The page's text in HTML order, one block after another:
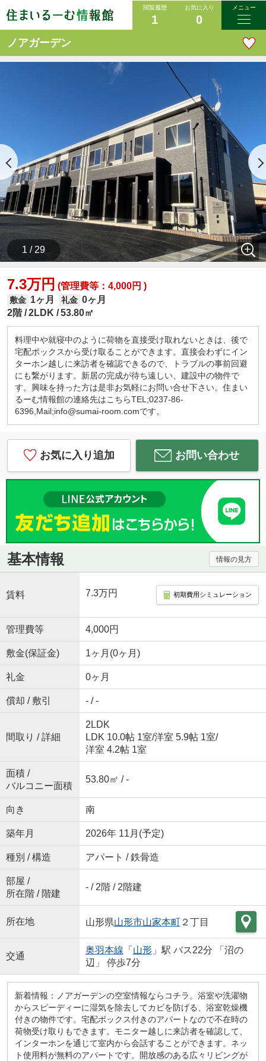
閲覧履歴
1
お気に入り
0
メニュー
ノアガーデン
1 / 29
7.3万円 (管理費等：4,000円 )
敷金 1ヶ月 礼金 0ヶ月
2階 2LDK 53.80㎡
料理中や就寝中のように荷物を直接受け取れないときは、後で
宅配ボックスから受け取ることができます。直接会わずにイン
ターホン越しに来訪者を確認できるので、トラブルの事前回避
にも繋がります。新居の完成が待ち遠しい、建設中の物件で
す。興味を持った方は是非お気軽にお問い合せ下さい。住まい
るーむ情報館の連絡先はこちらTEL;0237-86-
6396,Mail;info@sumai-room.comです。
お気に入り追加 お問い合わせ
基本情報 情報の見方
賃料 7.3万円 初期費用シミュレーション
管理費等 4,000円
敷金(保証金) 1ヶ月(0ヶ月)
礼金 0ヶ月
償却 / 敷引 - / -
間取り / 詳細
2LDK
LDK 10.0帖 1室/洋室 5.9帖 1室/
洋室 4.2帖 1室
面積 /
バルコニー面積
53.80㎡ / -
向き 南
築年月 2026年 11月(予定)
種別 / 構造 アパート / 鉄骨造
部屋 /
所在階 / 階建
- / 2階 / 2階建
所在地 山形県山形市山家本町２丁目
交通
奥羽本線 「 山形」駅 バス22分 「沼の
辺」 停歩7分
新着情報：ノアガーデンの空室情報ならコチラ。浴室や洗濯物
からスピーディーに湿気を除去してカビを防げる、浴室乾燥機
付きの物件です。宅配ボックス付きのアパートなので不在時の
荷物受け取りもできます。モニター越しに来訪者を確認して、
インターホンを通じて室内から会話することができます。ネッ
ト使用料が無料のアパートです。開放感のある広々リビングが